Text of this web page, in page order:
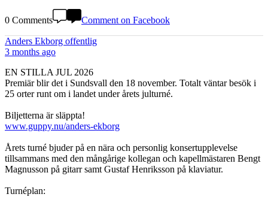
0 Comments Comment on Facebook
Anders Ekborg offentlig
3 months ago
EN STILLA JUL 2026
Premiär blir det i Sundsvall den 18 november. Totalt väntar besök i
25 orter runt om i landet under årets julturné.
Biljetterna är släppta!
www.guppy.nu/anders-ekborg
Årets turné bjuder på en nära och personlig konsertupplevelse
tillsammans med den mångårige kollegan och kapellmästaren Bengt
Magnusson på gitarr samt Gustaf Henriksson på klaviatur.
Turnéplan: